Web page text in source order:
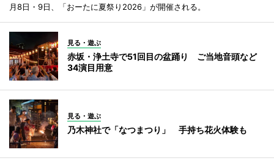
月8日・9日、「おーたに夏祭り2026」が開催される。
見る・遊ぶ
赤坂・浄土寺で51回目の盆踊り ご当地音頭など
34演目用意
見る・遊ぶ
乃木神社で「なつまつり」 手持ち花火体験も